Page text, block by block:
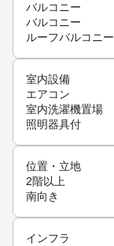
バルコニー
バルコニー
ルーフバルコニー
室内設備
エアコン
室内洗濯機置場
照明器具付
位置・立地
2階以上
南向き
インフラ